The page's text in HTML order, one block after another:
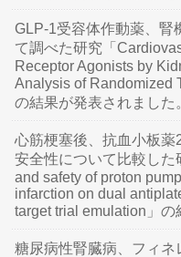
GLP-1受容体作動薬、腎
て調べた研究「
Receptor Agonists by
Analysis of Randomized
の結果が発表されました
心筋梗塞後、抗血小板薬
安全性について比較し
and safety of proton
infarction on dual
target trial emulation」の
糖尿病性腎臓病、フィネ